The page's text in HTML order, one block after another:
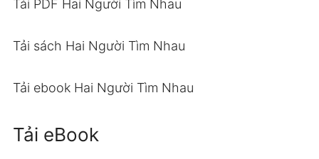
Tải PDF Hai Người Tìm Nhau
Tải sách Hai Người Tìm Nhau
Tải ebook Hai Người Tìm Nhau
Tải eBook